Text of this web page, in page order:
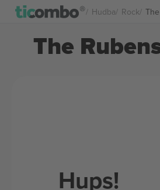
Hudba Rock
The
Hups!